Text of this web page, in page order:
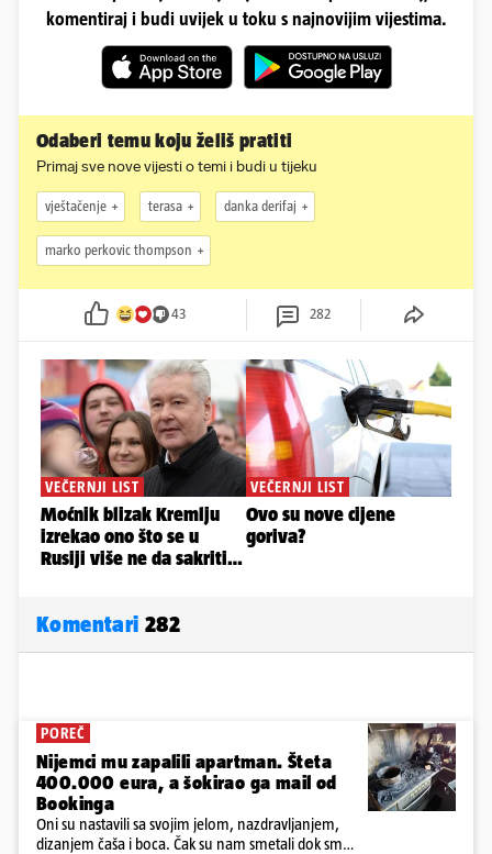
komentiraj i budi uvijek u toku s najnovijim vijestima.
Odaberi temu koju želiš pratiti
Primaj sve nove vijesti o temi i budi u tijeku
vještačenje terasa danka derifaj
marko perkovic thompson
43 282
Komentari 282
POREČ
Nijemci mu zapalili apartman. Šteta
400.000 eura, a šokirao ga mail od
Bookinga
Oni su nastavili sa svojim jelom, nazdravljanjem,
dizanjem čaša i boca. Čak su nam smetali dok smo